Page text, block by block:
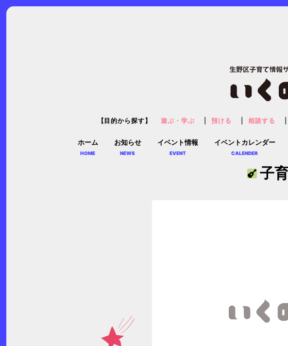
ホーム
HOME
お知らせ
NEWS
イベント情報
EVENT
イベントカレンダー
CALENDER
【目的から探す】 遊ぶ・学ぶ 預ける 相談する
子